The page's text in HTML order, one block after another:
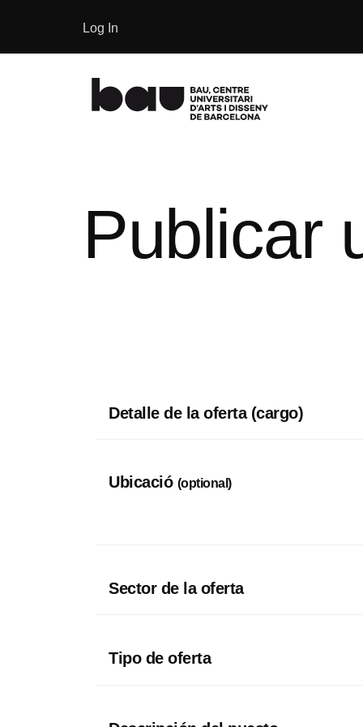
Log In
Publicar
Detalle de la oferta (cargo)
Ubicació (optional)
Sector de la oferta
Tipo de oferta